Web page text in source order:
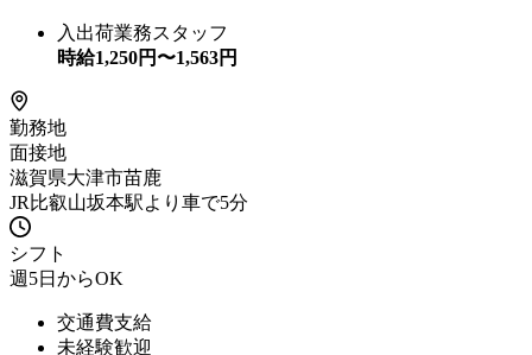
入出荷業務スタッフ
時給1,250円〜1,563円
勤務地
面接地
滋賀県大津市苗鹿
JR比叡山坂本駅より車で5分
シフト
週5日からOK
交通費支給
未経験歓迎